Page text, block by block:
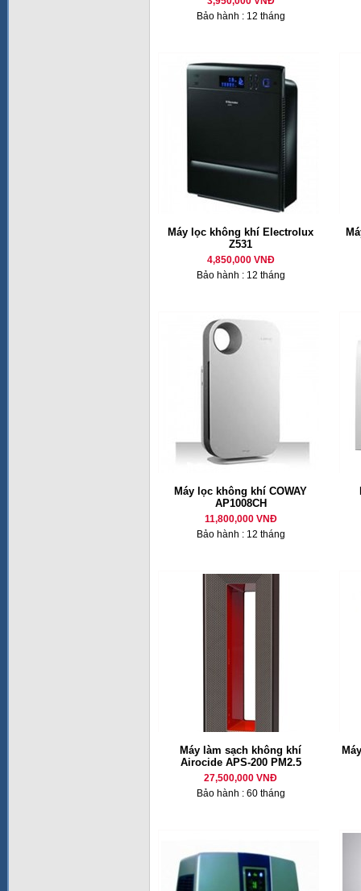
Bảo hành : 12 tháng
Máy lọc không khí Electrolux
Z531
4,850,000 VNĐ
Bảo hành : 12 tháng
Máy lọc không khí COWAY
AP1008CH
11,800,000 VNĐ
Bảo hành : 12 tháng
Máy làm sạch không khí
Airocide APS-200 PM2.5
27,500,000 VNĐ
Bảo hành : 60 tháng